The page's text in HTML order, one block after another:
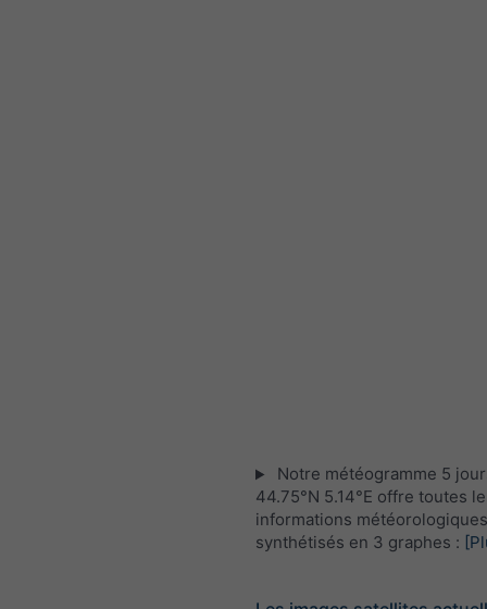
Notre météogramme 5
44.75°N 5.14°E offre toutes
informations météorologiques
synthétisés en 3 graphes :